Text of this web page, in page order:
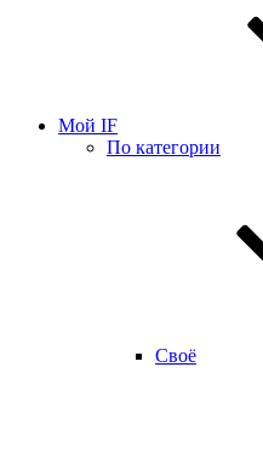
Мой IF
По категории
Своё